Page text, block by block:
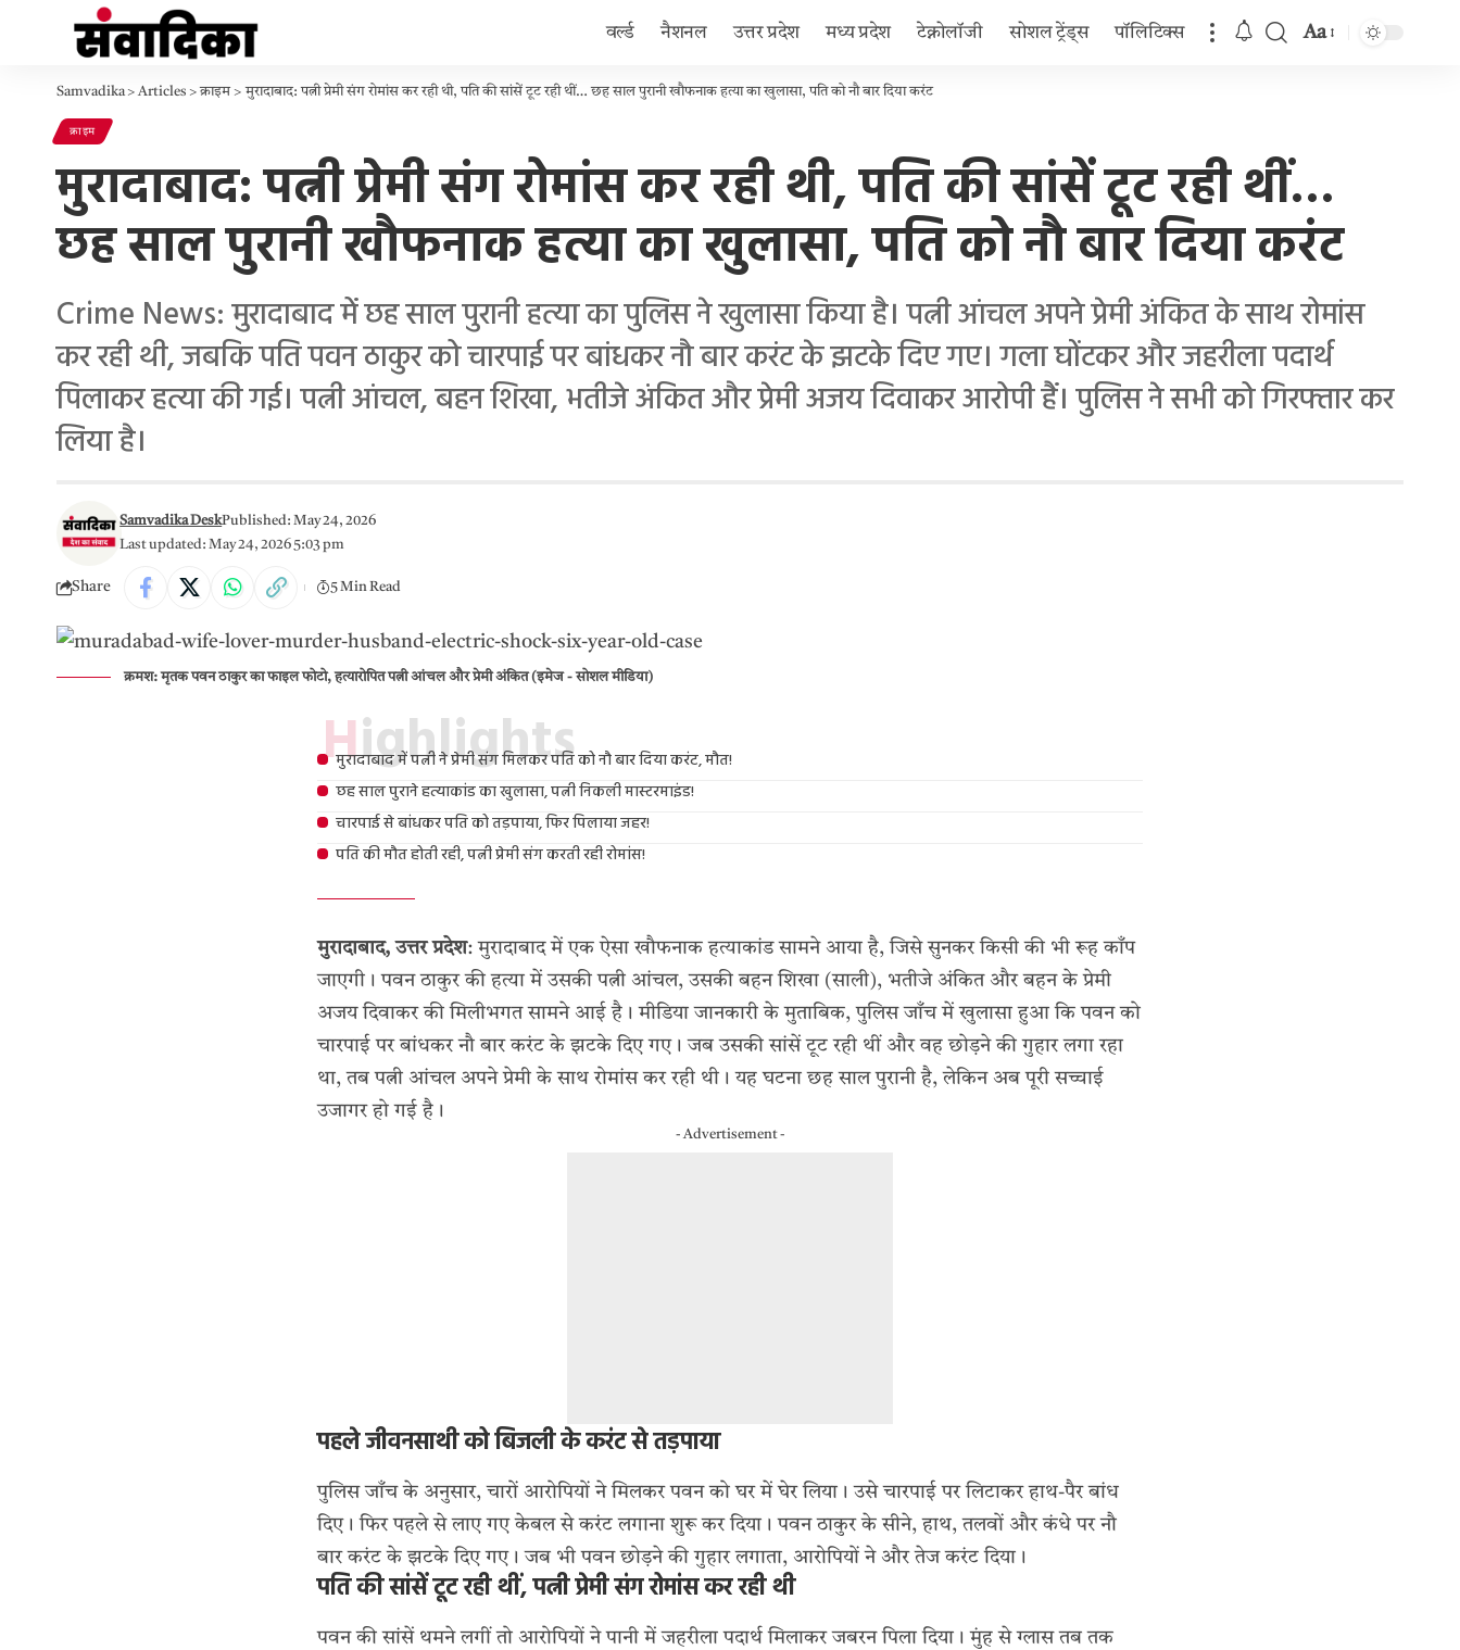
वर्ल्ड नैशनल उत्तर प्रदेश मध्य प्रदेश टेक्नोलॉजी सोशल ट्रेंड्स पॉलिटिक्स Aa
Samvadika>Articles >क्राइम>मुरादाबाद: पत्नी प्रेमी संग रोमांस कर रही थी, पति की सांसें टूट रही थीं… छह साल पुरानी खौफनाक हत्या का खुलासा, पति को नौ बार दिया करंट
क्राइम
मुरादाबाद: पत्नी प्रेमी संग रोमांस कर रही थी, पति की सांसें टूट रही थीं…
छह साल पुरानी खौफनाक हत्या का खुलासा, पति को नौ बार दिया करंट
Crime News: मुरादाबाद में छह साल पुरानी हत्या का पुलिस ने खुलासा किया है। पत्नी आंचल अपने प्रेमी अंकित के साथ रोमांस
कर रही थी, जबकि पति पवन ठाकुर को चारपाई पर बांधकर नौ बार करंट के झटके दिए गए। गला घोंटकर और जहरीला पदार्थ
पिलाकर हत्या की गई। पत्नी आंचल, बहन शिखा, भतीजे अंकित और प्रेमी अजय दिवाकर आरोपी हैं। पुलिस ने सभी को गिरफ्तार कर
लिया है।
Last updated: May 24, 2026 5:03 pm
Samvadika DeskPublished: May 24, 2026
Share 5 Min Read
क्रमश: मृतक पवन ठाकुर का फाइल फोटो, हत्यारोपित पत्नी आंचल और प्रेमी अंकित (इमेज - सोशल मीडिया)
Highlights
मुरादाबाद में पत्नी ने प्रेमी संग मिलकर पति को नौ बार दिया करंट, मौत!
छह साल पुराने हत्याकांड का खुलासा, पत्नी निकली मास्टरमाइंड!
चारपाई से बांधकर पति को तड़पाया, फिर पिलाया जहर!
पति की मौत होती रही, पत्नी प्रेमी संग करती रही रोमांस!
मुरादाबाद, उत्तर प्रदेश: मुरादाबाद में एक ऐसा खौफनाक हत्याकांड सामने आया है, जिसे सुनकर किसी की भी रूह काँप
जाएगी। पवन ठाकुर की हत्या में उसकी पत्नी आंचल, उसकी बहन शिखा (साली), भतीजे अंकित और बहन के प्रेमी
अजय दिवाकर की मिलीभगत सामने आई है। मीडिया जानकारी के मुताबिक, पुलिस जाँच में खुलासा हुआ कि पवन को
चारपाई पर बांधकर नौ बार करंट के झटके दिए गए। जब उसकी सांसें टूट रही थीं और वह छोड़ने की गुहार लगा रहा
था, तब पत्नी आंचल अपने प्रेमी के साथ रोमांस कर रही थी। यह घटना छह साल पुरानी है, लेकिन अब पूरी सच्चाई
उजागर हो गई है।
- Advertisement -
पहले जीवनसाथी को बिजली के करंट से तड़पाया
पुलिस जाँच के अनुसार, चारों आरोपियों ने मिलकर पवन को घर में घेर लिया। उसे चारपाई पर लिटाकर हाथ-पैर बांध
दिए। फिर पहले से लाए गए केबल से करंट लगाना शुरू कर दिया। पवन ठाकुर के सीने, हाथ, तलवों और कंधे पर नौ
बार करंट के झटके दिए गए। जब भी पवन छोड़ने की गुहार लगाता, आरोपियों ने और तेज करंट दिया।
पति की सांसें टूट रही थीं, पत्नी प्रेमी संग रोमांस कर रही थी
पवन की सांसें थमने लगीं तो आरोपियों ने पानी में जहरीला पदार्थ मिलाकर जबरन पिला दिया। मुंह से ग्लास तब तक